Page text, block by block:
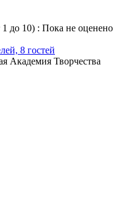
1 до 10) : Пока не оценено
8 гостей
Академия Творчества